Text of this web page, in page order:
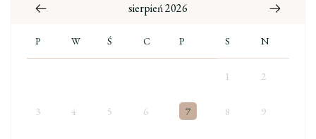
sierpień 2026
P W Ś C P S N
1 2
3 4 5 6 7 8 9